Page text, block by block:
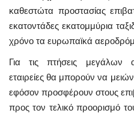
καθεστώτα προστασίας
εκατοντάδες εκατομμύρια
χρόνο τα ευρωπαϊκά
Για τις πτήσεις μεγάλων
εταιρείες θα μπορούν να
εφόσον προσφέρουν στους
προς τον τελικό προορισμό